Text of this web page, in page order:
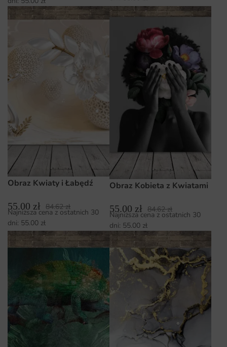
Obraz Kwiaty i Łabędź
55.00 zł 84.62zł
Najniższa cena z ostatnich 30
dni: 55.00 zł
Obraz Kobieta z Kwiatami
55.00 zł 84.62zł
Najniższa cena z ostatnich 30
dni: 55.00 zł